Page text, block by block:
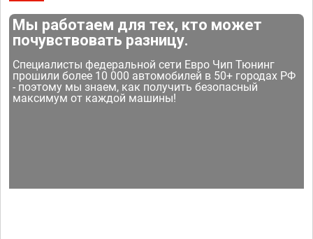
Мы работаем для тех, кто может
почувствовать разницу.
Специалисты федеральной сети Евро Чип Тюнинг
прошили более 10 000 автомобилей в 50+ городах РФ
- поэтому мы знаем, как получить безопасный
максимум от каждой машины!